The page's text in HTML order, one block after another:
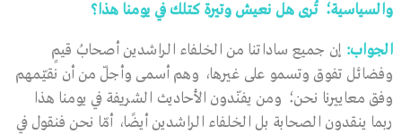
والسياسية؛ تُرى هل نعيش وتيرة كتلك في يومنا هذا؟
الجواب: إن جميع ساداتنا من الخلفاء الراشدين أصحابُ قيمٍ
وفضائل تفوق وتسمو على غيرها، وهم أسمى وأجلّ من أن نقيّمهم
وفق معاييرنا نحن؛ ومن يفنّدون الأحاديث الشريفة في يومنا هذا
ربما ينقدون الصحابة بل الخلفاء الراشدين أيضًا، أمّا نحن فنقول في